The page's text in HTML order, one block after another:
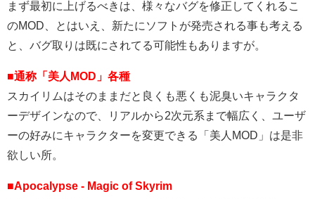
まず最初に上げるべきは、様々なバグを修正してくれるこ
のMOD、とはいえ、新たにソフトが発売される事も考える
と、バグ取りは既にされてる可能性もありますが。
■通称「美人MOD」各種
スカイリムはそのままだと良くも悪くも泥臭いキャラクタ
ーデザインなので、リアルから2次元系まで幅広く、ユーザ
ーの好みにキャラクターを変更できる「美人MOD」は是非
欲しい所。
■Apocalypse - Magic of Skyrim